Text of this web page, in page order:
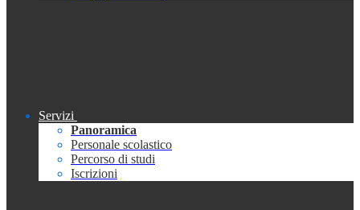
Servizi
Panoramica
Personale scolastico
Percorso di studi
Iscrizioni